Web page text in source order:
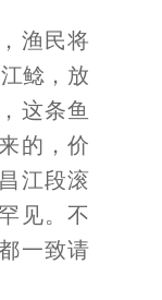
渔民将
鲶，放
这条鱼
的，价
江段滚
见。不
一致请